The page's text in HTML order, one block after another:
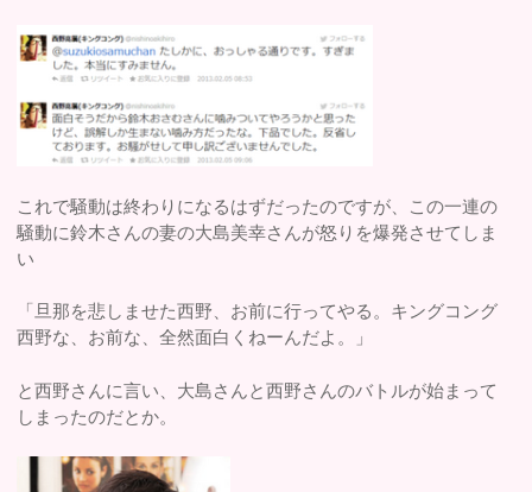
これで騒動は終わりになるはずだったのですが、この一連の
騒動に鈴木さんの妻の大島美幸さんが怒りを爆発させてしま
い
「旦那を悲しませた西野、お前に行ってやる。キングコング
西野な、お前な、全然面白くねーんだよ。」
と西野さんに言い、大島さんと西野さんのバトルが始まって
しまったのだとか。